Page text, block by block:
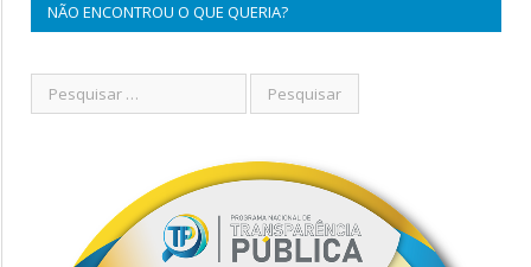
NÃO ENCONTROU O QUE QUERIA?